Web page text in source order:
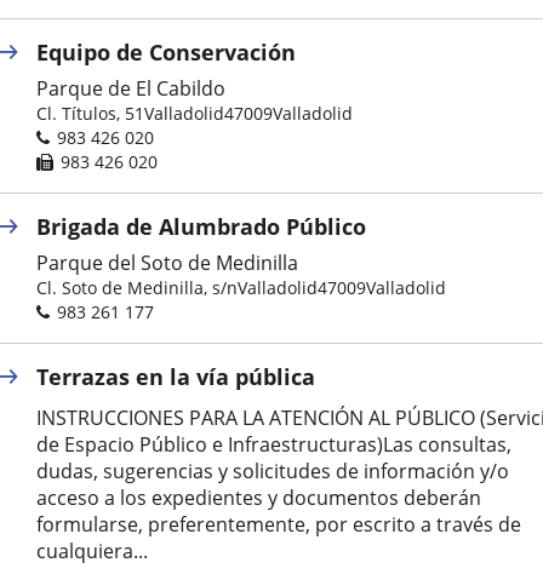
Equipo de Conservación
Parque de El Cabildo
Dirección
postal
Cl. Títulos, 51Valladolid47009Valladolid
Teléfonos
983 426 020
Fax
983 426 020
Brigada de Alumbrado Público
Parque del Soto de Medinilla
Dirección
postal
Cl. Soto de Medinilla, s/nValladolid47009Valladolid
Teléfonos
983 261 177
Terrazas en la vía pública
INSTRUCCIONES PARA LA ATENCIÓN AL PÚBLICO
de Espacio Público e Infraestructuras)Las consultas,
dudas, sugerencias y solicitudes de información y/o
acceso a los expedientes y documentos deberán
formularse, preferentemente, por escrito a través de
cualquiera...